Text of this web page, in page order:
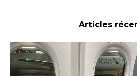
Articles